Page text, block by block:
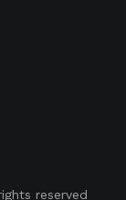
reserved